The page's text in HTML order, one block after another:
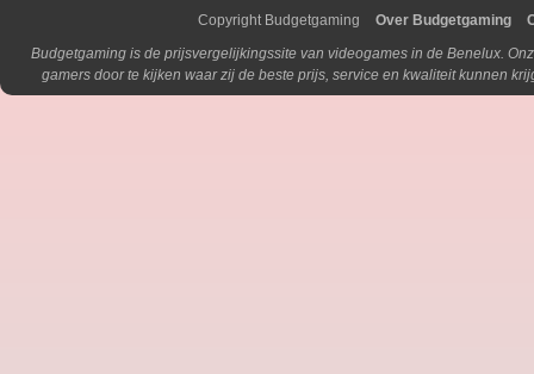
Copyright Budgetgaming
Over Budgetgaming
Budgetgaming is de prijsvergelijkingssite van videogames in de Benelux.
gamers door te kijken waar zij de beste prijs, service en kwaliteit kunnen